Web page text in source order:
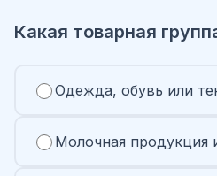
Какая товарная
Одежда, обувь или
Молочная продукция